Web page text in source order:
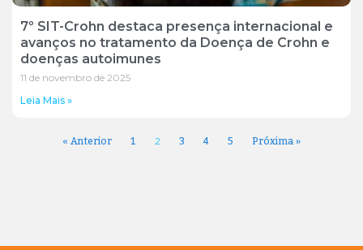
7º SIT-Crohn destaca presença internacional e
avanços no tratamento da Doença de Crohn e
doenças autoimunes
11 de novembro de 2025
Leia Mais »
« Anterior 1 2 3 4 5 Próxima »